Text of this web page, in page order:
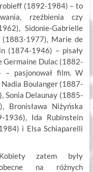
(1892-1984) – to
rzeźbienia czy
Sidonie-Gabrielle
1977), Marie de
(1874-1946) – pisały
Germaine Dulac (1882-
– pasjonował film. W
Nadia Boulanger (1887-
Sonia Delaunay (1885-
Bronisława Niżyńska
1936), Ida Rubinstein
i Elsa Schiaparelli
Kobiety zatem były
na różnych